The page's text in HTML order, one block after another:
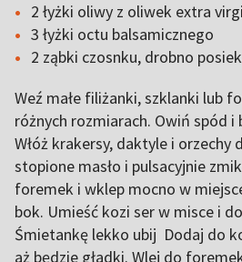
2 łyżki oliwy z oliwek extra
3 łyżki octu balsamicznego
2 ząbki czosnku, drobno
Weź małe filiżanki, szklanki lub
różnych rozmiarach. Owiń spód
Włóż krakersy, daktyle i orzechy
stopione masło i pulsacyjnie
foremek i wklep mocno w
bok. Umieść kozi ser w misce i
Śmietankę lekko ubij Dodaj do
aż będzie gładki. Wlej do